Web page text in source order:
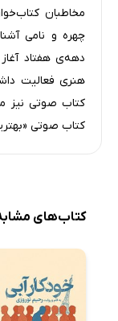
مخاطبان
چهره و نامی
دهه‌ی هفتاد
هنری فعالیت
کتاب صوتی نیز
کتاب صوتی
کتاب‌های